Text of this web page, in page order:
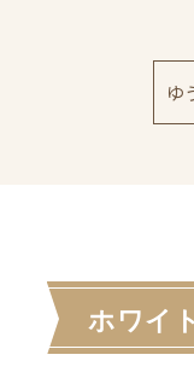
ゆ
ホワイ